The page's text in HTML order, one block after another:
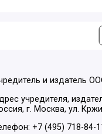
и издатель
учредителя,
г. Москва, ул.
+7 (495) 718-84-